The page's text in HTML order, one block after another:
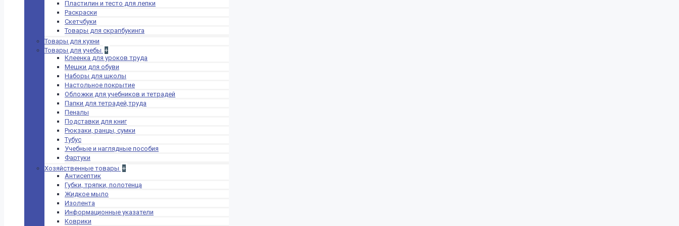
Пластилин и тесто для лепки
Раскраски
Скетчбуки
Товары для скрапбукинга
Товары для кухни
Товары для учебы +
Клеенка для уроков труда
Мешки для обуви
Наборы для школы
Настольное покрытие
Обложки для учебников и тетрадей
Папки для тетрадей,труда
Пеналы
Подставки для книг
Рюкзаки, ранцы, сумки
Тубус
Учебные и наглядные пособия
Фартуки
Хозяйственные товары +
Антисептик
Губки, тряпки, полотенца
Жидкое мыло
Изолента
Информационные указатели
Коврики
антистеплеры
Увлажняющие
подушечки
нумераторы,
оснастки для
печатей
Штемпельная
краска
Офисная техника
Папки и ситемы
архивации +
Архивные
папки и короба
регистратор с
арочным
механизмом
Папка-
уголок
Папки на
кольцах
Папки на
молнии